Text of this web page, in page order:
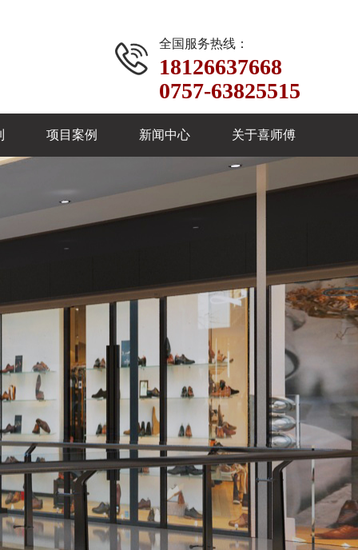
全国服务热线：
18126637668
0757-63825515
项目案例 新闻中心 关于喜师傅